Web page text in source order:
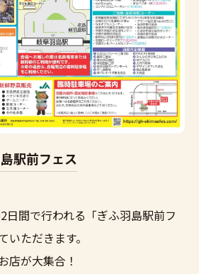
駅前フェス
間で行われる「ぎふ羽島駅前フ
いただきます。
店が大集合！